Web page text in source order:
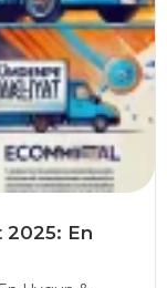
2025: En